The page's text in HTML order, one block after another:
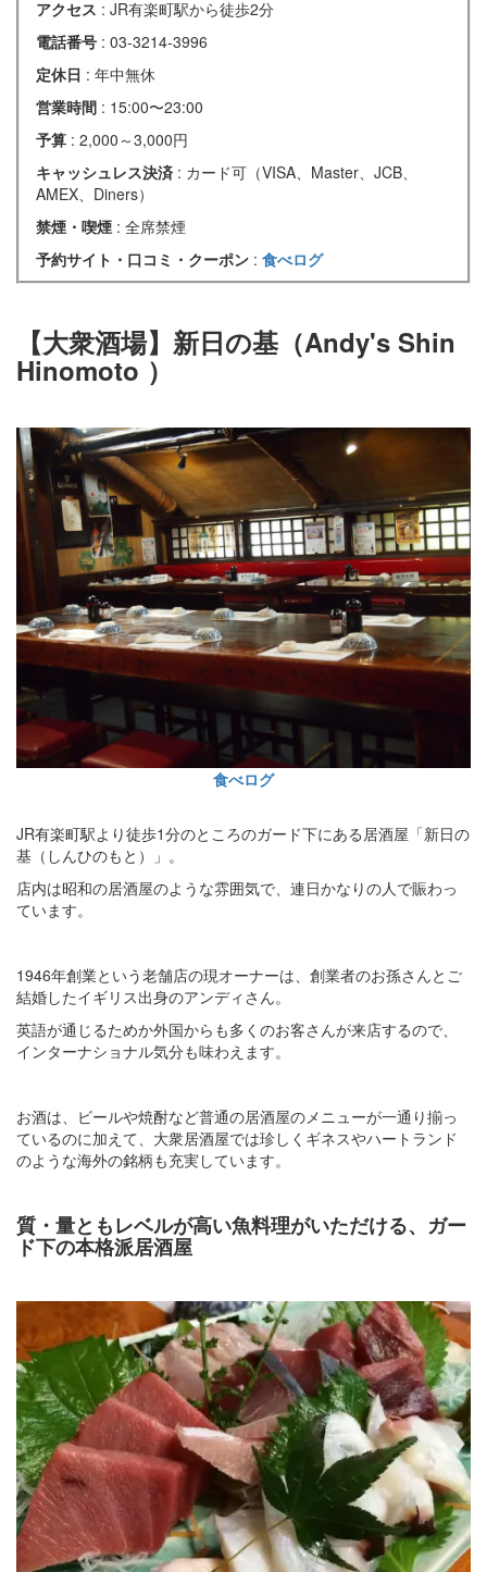
アクセス : JR有楽町駅から徒歩2分
電話番号 : 03-3214-3996
定休日 : 年中無休
営業時間 : 15:00〜23:00
予算 : 2,000～3,000円
キャッシュレス決済 : カード可（VISA、Master、JCB、
AMEX、Diners）
禁煙・喫煙 : 全席禁煙
予約サイト・口コミ・クーポン : 食べログ
【大衆酒場】新日の基（Andy's Shin
Hinomoto ）
食べログ
JR有楽町駅より徒歩1分のところのガード下にある居酒屋「新日の
基（しんひのもと）」。
店内は昭和の居酒屋のような雰囲気で、連日かなりの人で賑わっ
ています。
1946年創業という老舗店の現オーナーは、創業者のお孫さんとご
結婚したイギリス出身のアンディさん。
英語が通じるためか外国からも多くのお客さんが来店するので、
インターナショナル気分も味わえます。
お酒は、ビールや焼酎など普通の居酒屋のメニューが一通り揃っ
ているのに加えて、大衆居酒屋では珍しくギネスやハートランド
のような海外の銘柄も充実しています。
質・量ともレベルが高い魚料理がいただける、ガー
ド下の本格派居酒屋